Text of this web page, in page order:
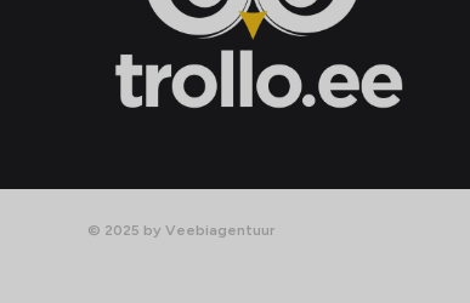
© 2025 by Veebiagentuur